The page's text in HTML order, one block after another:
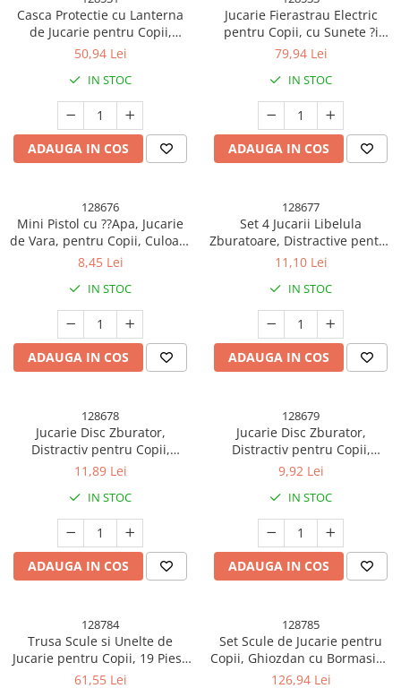
Pistoale cu apa
Articole pentru Copii
Articole Diverse copii
Articole diverse pentru copii
Covorase de joaca
Genti, Portofele, Penare
Jucarii Creative
Jucarii pentru copii
Jucarii si Jocuri
Jucarii si Jocuri
Markere si Set Desen
Markere si Set Desen
Scaune de masa bebe
Accesorii Baloane
Accesorii Petrecere
Articole Petrecere
Articole Servire Masa
Baloane Folie
Baloane Coronita
Baloane cu Suport
Figurine si Baloane 3D
Casca Protectie cu Lanterna
de Jucarie pentru Copii,
Material Plastic, Interactiv,
Portocaliu
50,94 Lei
IN STOC
ADAUGA IN COS
Jucarie Fierastrau Electric
pentru Copii, cu Sunete ?i
Lumini, Joc de Rol Interactiv,
Portocaliu
79,94 Lei
IN STOC
ADAUGA IN COS
128676
Mini Pistol cu ??Apa, Jucarie
de Vara, pentru Copii, Culoare
Random
8,45 Lei
IN STOC
ADAUGA IN COS
128677
Set 4 Jucarii Libelula
Zburatoare, Distractive pentru
Copii, Aruncatoare Manuale
Multicolor
11,10 Lei
IN STOC
ADAUGA IN COS
128678
Jucarie Disc Zburator,
Distractiv pentru Copii,
Aruncator Manual din Plastic,
11,89 Lei
IN STOC
ADAUGA IN COS
128679
Jucarie Disc Zburator,
Distractiv pentru Copii,
Aruncator Manual din Plastic,
9,92 Lei
IN STOC
ADAUGA IN COS
128784
Trusa Scule si Unelte de
Jucarie pentru Copii, 19 Piese
Material Plastic, Interactiv, +3
61,55 Lei
128785
Set Scule de Jucarie pentru
Copii, Ghiozdan cu Bormasina
si Accesorii Incluse, 28 Piese,
126,94 Lei